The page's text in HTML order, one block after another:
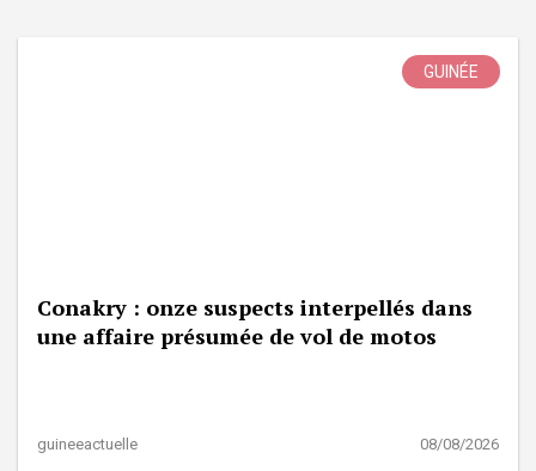
GUINÉE
Conakry : onze suspects interpellés dans
une affaire présumée de vol de motos
guineeactuelle 08/08/2026